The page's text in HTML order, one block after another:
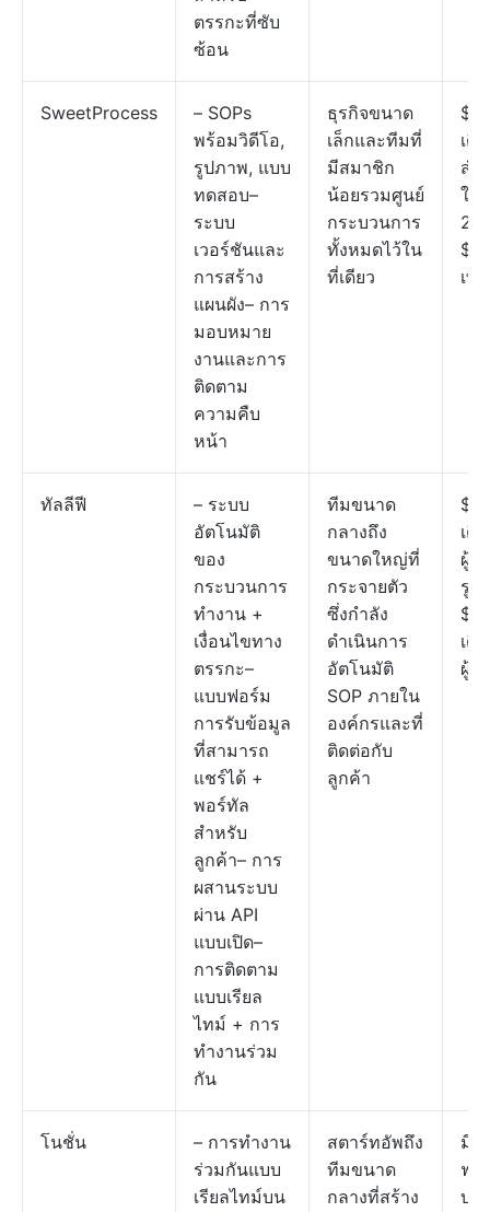
ตรรกะที่ซับ
ซ้อน
SweetProcess
– SOPs
พร้อมวิดีโอ,
รูปภาพ, แบบ
ทดสอบ–
ระบบ
เวอร์ชันและ
การสร้าง
แผนผัง– การ
มอบหมาย
งานและการ
ติดตาม
ความคืบ
หน้า
ธุรกิจขนาด
เล็กและทีมที่
มีสมาชิก
น้อยรวมศูนย์
กระบวนการ
ทั้งหมดไว้ใน
ที่เดียว
เดื
สำ
ใช้
20
เพิ่
ทัลลีฟี
– ระบบ
อัตโนมัติ
ของ
กระบวนการ
ทำงาน +
เงื่อนไขทาง
ตรรกะ–
แบบฟอร์ม
การรับข้อมูล
ที่สามารถ
แชร์ได้ +
พอร์ทัล
สำหรับ
ลูกค้า– การ
ผสานระบบ
ผ่าน API
แบบเปิด–
การติดตาม
แบบเรียล
ไทม์ + การ
ทำงานร่วม
กัน
ทีมขนาด
กลางถึง
ขนาดใหญ่ที่
กระจายตัว
ซึ่งกำลัง
ดำเนินการ
อัตโนมัติ
SOP ภายใน
องค์กรและที่
ติดต่อกับ
ลูกค้า
เดื
ผู้ใ
รูป
$5/
เดื
ผู้ใ
โนชั่น
– การทำงาน
ร่วมกันแบบ
เรียลไทม์บน
สตาร์ทอัพถึง
ทีมขนาด
กลางที่สร้าง
มีแ
ฟรี
บริ